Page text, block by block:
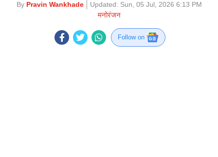
By Pravin Wankhade Updated: Sun, 05 Jul, 2026 6:13 PM
मनोरंजन
Follow on